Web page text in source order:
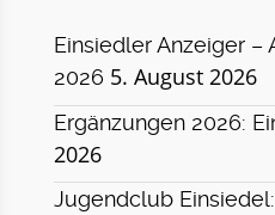
Einsiedler Anzeiger –
2026 5. August 2026
Ergänzungen 2026:
2026
Jugendclub